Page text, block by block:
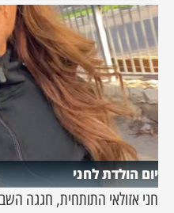
יום הולדת לחני
חני אזולאי התותחית, חגגה